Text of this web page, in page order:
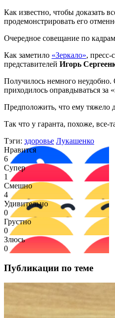
Как известно, чтобы доказать
продемонстрировать его
Очередное совещание по
Как заметило «Зеркало», пресс-
представителей Игорь
Получилось немного неудобно.
приходилось оправдываться за
Предположить, что ему тяжело
Так что у гаранта, похоже, все-
Тэги: здоровье Лукашенко
Нравится
6
Супер
1
Смешно
4
Удивительно
0
Грустно
0
Злюсь
0
Публикации по теме